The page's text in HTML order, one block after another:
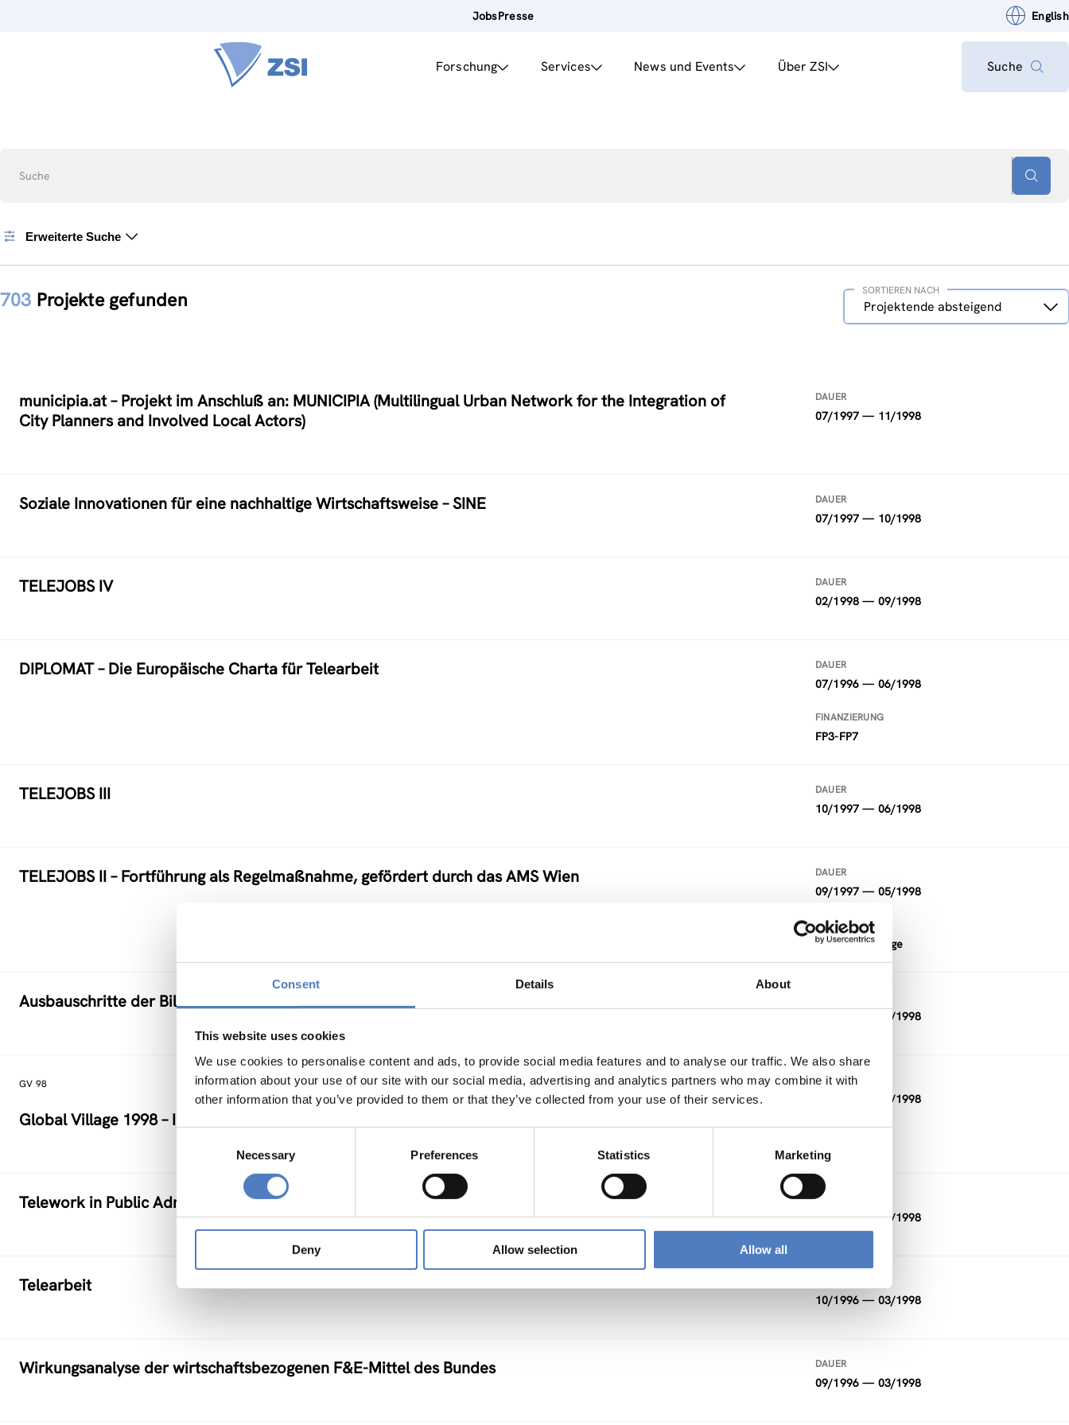
Consent Details About
This website uses cookies
We use cookies to personalise content and ads, to provide social media features and to analyse our traffic. We also share
information about your use of our site with our social media, advertising and analytics partners who may combine it with
other information that you’ve provided to them or that they’ve collected from your use of their services.
Necessary Preferences Statistics Marketing
Deny Allow selection Allow all
JobsPresse English
Forschung Services News und Events Über ZSI Suche
Suche
Erweiterte Suche
703 Projekte gefunden
Sortieren
nachProjektende absteigend
SORTIEREN NACH
municipia.at – Projekt im Anschluß an: MUNICIPIA (Multilingual Urban Network for the Integration of
City Planners and Involved Local Actors)
DAUER
07/1997 — 11/1998
Soziale Innovationen für eine nachhaltige Wirtschaftsweise – SINE DAUER
07/1997 — 10/1998
TELEJOBS IV DAUER
02/1998 — 09/1998
DIPLOMAT – Die Europäische Charta für Telearbeit DAUER
07/1996 — 06/1998
FINANZIERUNG
FP3-FP7
TELEJOBS III DAUER
10/1997 — 06/1998
TELEJOBS II – Fortführung als Regelmaßnahme, gefördert durch das AMS Wien DAUER
09/1997 — 05/1998
FINANZIERUNG
Andere, Sonstige
Ausbauschritte der Bildungsdatenbank EBIS („Zukunft Österreich“)
09/1997 — 05/1998
GV 98
Global Village 1998 – Internationales Symposium, Workshops und Ausstellung im Wiener Rathaus
DAUER
10/1997 — 04/1998
Telework in Public Administration DAUER
12/1997 — 04/1998
Telearbeit
10/1996 — 03/1998
Wirkungsanalyse der wirtschaftsbezogenen F&E-Mittel des Bundes DAUER
09/1996 — 03/1998